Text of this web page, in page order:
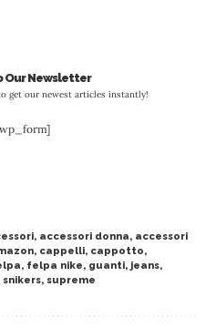
Our Newsletter
get our newest articles instantly!
, accessori donna, accessori
, cappelli, cappotto,
, felpa nike, guanti, jeans,
snikers, supreme